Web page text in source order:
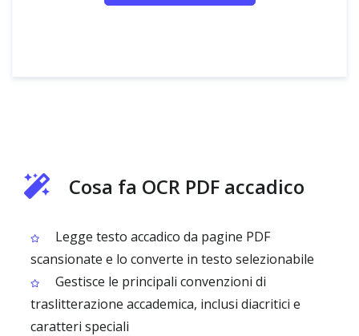
Cosa fa OCR PDF accadico
Legge testo accadico da pagine PDF
scansionate e lo converte in testo selezionabile
Gestisce le principali convenzioni di
traslitterazione accademica, inclusi diacritici e
caratteri speciali